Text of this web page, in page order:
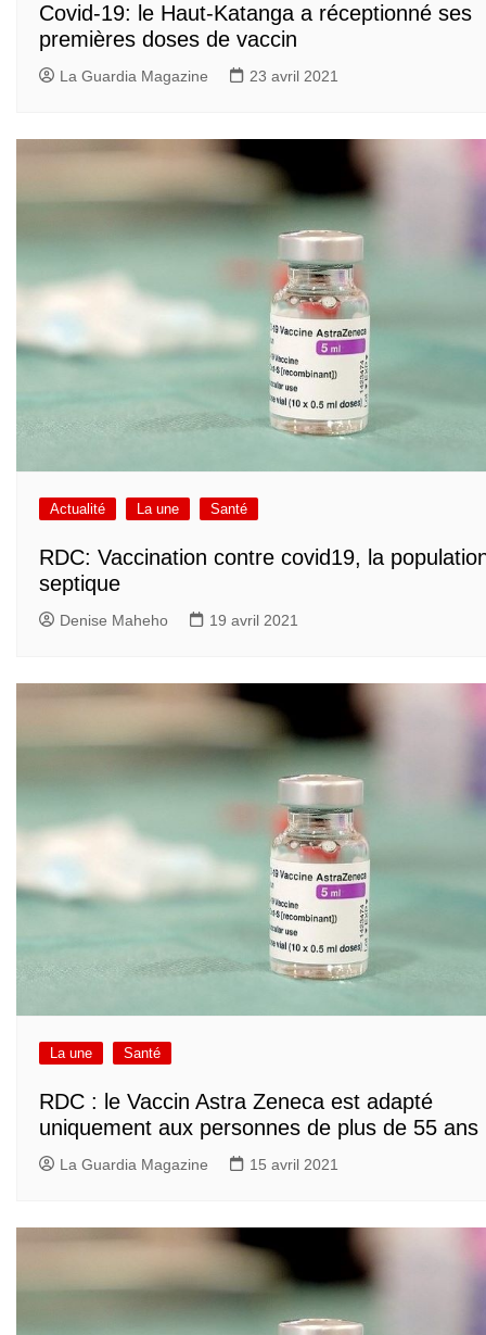
Covid-19: le Haut-Katanga a réceptionné ses
premières doses de vaccin
La Guardia Magazine 23 avril 2021
Actualité La une Santé
RDC: Vaccination contre covid19, la
septique
Denise Maheho 19 avril 2021
La une Santé
RDC : le Vaccin Astra Zeneca est adapté
uniquement aux personnes de plus de 55 ans
La Guardia Magazine 15 avril 2021